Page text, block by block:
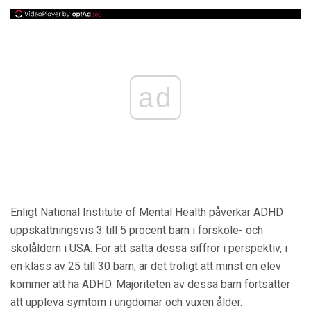
ad
Enligt National Institute of Mental Health påverkar ADHD
uppskattningsvis 3 till 5 procent barn i förskole- och
skolåldern i USA. För att sätta dessa siffror i perspektiv, i
en klass av 25 till 30 barn, är det troligt att minst en elev
kommer att ha ADHD. Majoriteten av dessa barn fortsätter
att uppleva symtom i ungdomar och vuxen ålder.